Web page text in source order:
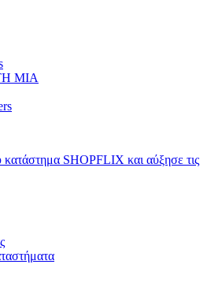
ΜΙΑ
κατάστημα SHOPFLIX και αύξησε τις